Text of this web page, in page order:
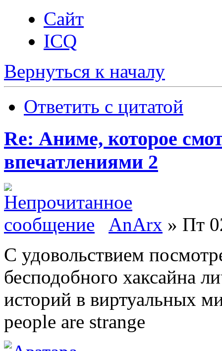
Сайт
ICQ
Вернуться к началу
Ответить с цитатой
Re: Аниме, которое
впечатлениями 2
AnArx » Пт
С удовольствием
бесподобного хаксайна
историй в виртуальных
people are strange